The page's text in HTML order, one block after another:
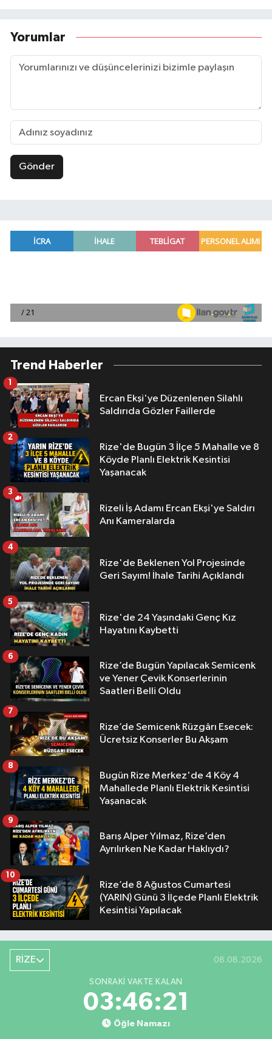
Yorumlar
Gönder
Trend Haberler
Ercan Ekşi'ye Düzenlenen Silahlı
Saldırıda Gözler Faillerde
1
Rize'de Bugün 3 İlçe 5 Mahalle ve 8
Köyde Planlı Elektrik Kesintisi
Yaşanacak
2
Rizeli İş Adamı Ercan Ekşi'ye Saldırı
Anı Kameralarda
3
Rize'de Beklenen Yol Projesinde
Geri Sayım! İhale Tarihi Açıklandı
4
Rize'de 24 Yaşındaki Genç Kız
Hayatını Kaybetti
5
Rize’de Bugün Yapılacak Semicenk
ve Yener Çevik Konserlerinin
Saatleri Belli Oldu
6
Rize’de Semicenk Rüzgârı Esecek:
Ücretsiz Konserler Bu Akşam
7
Bugün Rize Merkez'de 4 Köy 4
Mahallede Planlı Elektrik Kesintisi
Yaşanacak
8
Barış Alper Yılmaz, Rize’den
Ayrılırken Ne Kadar Haklıydı?
9
Rize’de 8 Ağustos Cumartesi
(YARIN) Günü 3 İlçede Planlı Elektrik
Kesintisi Yapılacak
10
RİZE 08.08.2026
SONRAKI VAKTE KALAN
03:46:20
Öğle Namazı